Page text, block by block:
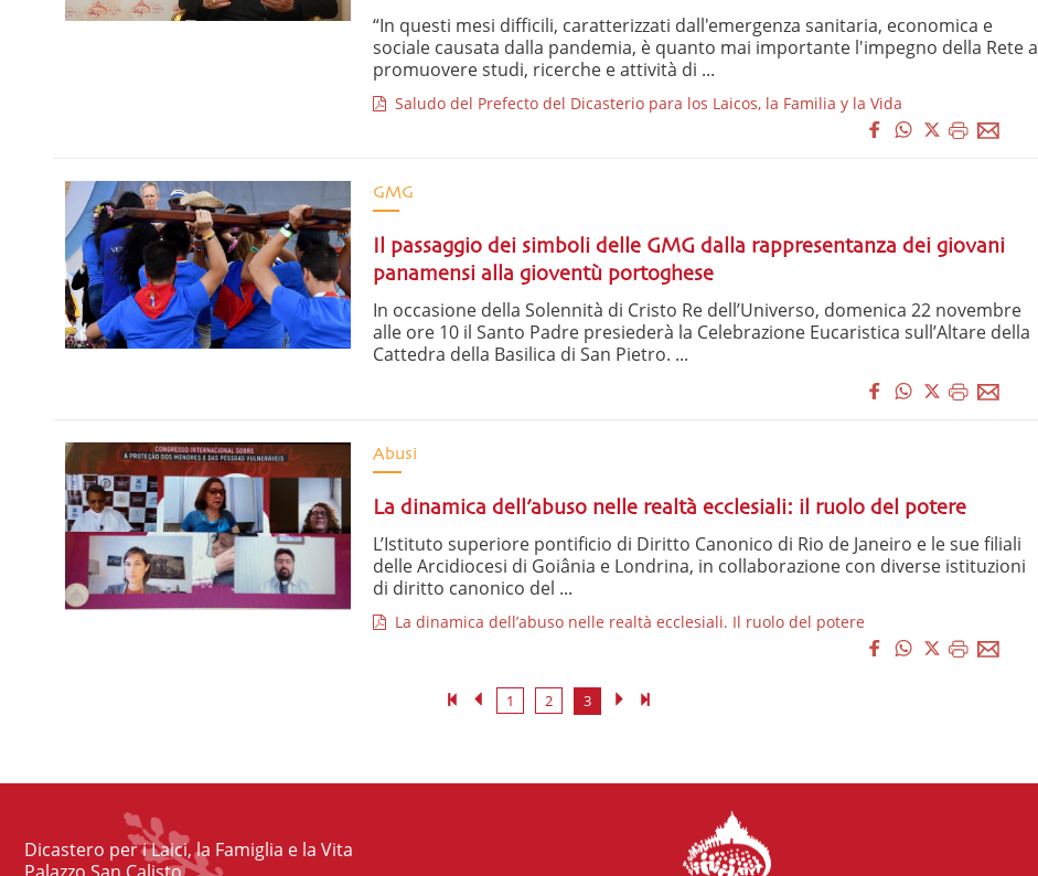
“In questi mesi difficili, caratterizzati dall'emergenza sanitaria, economica e
sociale causata dalla pandemia, è quanto mai importante l'impegno della Rete a
promuovere studi, ricerche e attività di ...
Saludo del Prefecto del Dicasterio para los Laicos, la Familia y la Vida
GMG
Il passaggio dei simboli delle GMG dalla rappresentanza dei giovani
panamensi alla gioventù portoghese
In occasione della Solennità di Cristo Re dell’Universo, domenica 22 novembre
alle ore 10 il Santo Padre presiederà la Celebrazione Eucaristica sull’Altare della
Cattedra della Basilica di San Pietro. ...
Abusi
La dinamica dell’abuso nelle realtà ecclesiali: il ruolo del potere
L’Istituto superiore pontificio di Diritto Canonico di Rio de Janeiro e le sue filiali
delle Arcidiocesi di Goiânia e Londrina, in collaborazione con diverse istituzioni
di diritto canonico del ...
La dinamica dell’abuso nelle realtà ecclesiali. Il ruolo del potere
1 2 3
Dicastero per i Laici, la Famiglia e la Vita